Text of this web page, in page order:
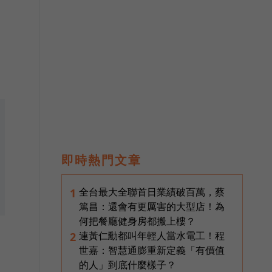
即時熱門文章
1 全台最大全聯首日業績破百萬，蔡
篤昌：還會有更厲害的大型店！為
何把餐廳健身房都搬上樓？
2 連黃仁勳都叫年輕人當水電工！程
世嘉：智慧通膨重新定義「有價值
的人」到底什麼樣子？